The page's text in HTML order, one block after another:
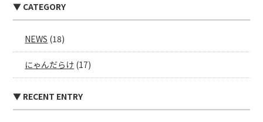
▼ CATEGORY
NEWS (18)
にゃんだらけ (17)
▼ RECENT ENTRY